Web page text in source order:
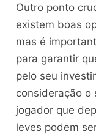
Outro ponto
existem boas
mas é
para garantir
pelo seu
consideração o
jogador que
leves podem